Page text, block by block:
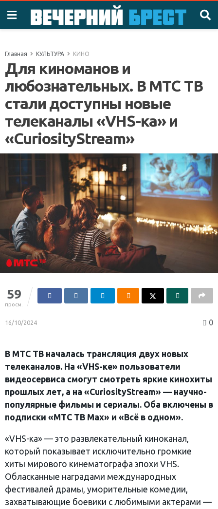
Главная КУЛЬТУРА КИНО
Для киноманов и
любознательных. В МТС ТВ
стали доступны новые
телеканалы «VHS-ка» и
«СuriosityStream»
59
просм.
16/10/2024 0
В МТС ТВ началась трансляция двух новых
телеканалов. На «VHS-ке» пользователи
видеосервиса смогут смотреть яркие кинохиты
прошлых лет, а на «СuriosityStream» — научно-
популярные фильмы и сериалы. Оба включены в
подписки «МТС ТВ Max» и «Всё в одном».
«VHS-ка» — это развлекательный киноканал,
который показывает исключительно громкие
хиты мирового кинематографа эпохи VHS.
Обласканные наградами международных
фестивалей драмы, уморительные комедии,
захватывающие боевики с любимыми актерами —